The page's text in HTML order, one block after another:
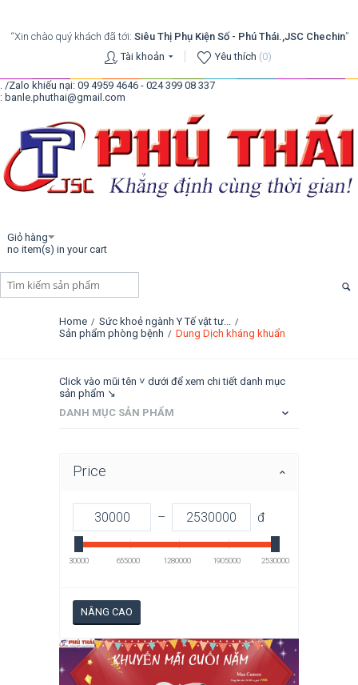
“Xin chào quý khách đã tới: Siêu Thị Phụ Kiện Số - Phú Thái.,JSC Chechin”
Tài khoản
Yêu thích (0)
. /Zalo khiếu nại: 09 4959 4646 - 024 399 08 337
: banle.phuthai@gmail.com
Giỏ hàng
no item(s) in your cart
Home / Sức khoẻ ngành Y Tế vật tư... /
Sản phẩm phòng bệnh / Dung Dịch kháng khuẩn
Click vào mũi tên ˅ dưới để xem chi tiết danh mục
sản phẩm ↘
DANH MỤC SẢN PHẨM
Price
– đ
30000 655000 1280000 1905000 2530000
NÂNG CAO